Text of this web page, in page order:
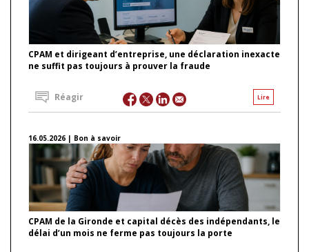
CPAM et dirigeant d’entreprise, une déclaration inexacte
ne suffit pas toujours à prouver la fraude
Lire
Réagir
16.05.2026 | Bon à savoir
CPAM de la Gironde et capital décès des indépendants, le
délai d’un mois ne ferme pas toujours la porte